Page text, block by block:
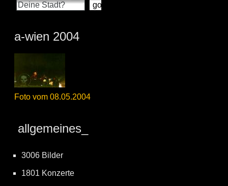
a-wien 2004
Foto vom 08.05.2004
allgemeines_
3006 Bilder
1801 Konzerte